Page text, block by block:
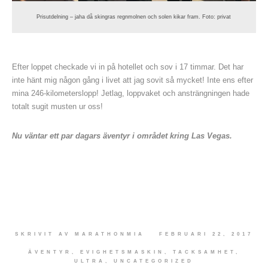
Prisutdelning – jaha då skingras regnmolnen och solen kikar fram. Foto: privat
Efter loppet checkade vi in på hotellet och sov i 17 timmar. Det har
inte hänt mig någon gång i livet att jag sovit så mycket! Inte ens efter
mina 246-kilometerslopp! Jetlag, loppvaket och ansträngningen hade
totalt sugit musten ur oss!
Nu väntar ett par dagars äventyr i området kring Las Vegas.
SKRIVIT AV MARATHONMIA FEBRUARI 22, 2017
ÄVENTYR EVIGHETSMASKIN TACKSAMHET
ULTRA
UNCATEGORIZED